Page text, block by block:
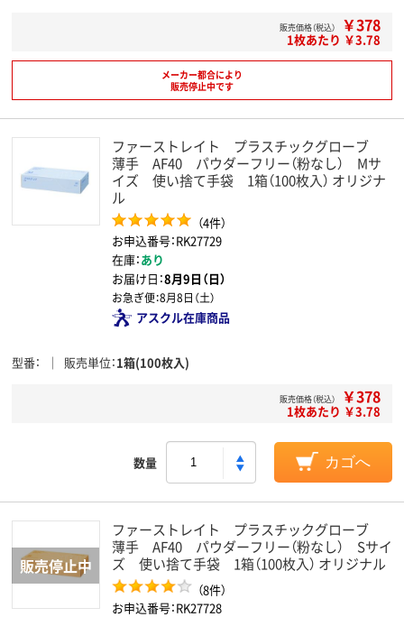
販売価格（税込） ￥378
1枚あたり ￥3.78
メーカー都合により
販売停止中です
ファーストレイト プラスチックグローブ
薄手 AF40 パウダーフリー（粉なし） Mサ
イズ 使い捨て手袋 1箱（100枚入） オリジナ
ル
（4件）
お申込番号：RK27729
在庫：あり
お届け日：8月9日（日）
お急ぎ便：8月8日（土）
アスクル在庫商品
型番 販売単位 1箱(100枚入)
販売価格（税込） ￥378
1枚あたり ￥3.78
数量 カゴへ
ファーストレイト プラスチックグローブ
薄手 AF40 パウダーフリー（粉なし） Sサイ
ズ 使い捨て手袋 1箱（100枚入） オリジナル
（8件）
お申込番号：RK27728